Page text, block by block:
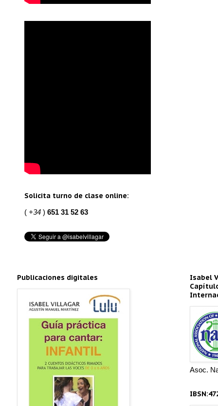
Solicita turno de clase online:
( +34 ) 651 31 52 63
Publicaciones digitales
Isabel
Asoc.